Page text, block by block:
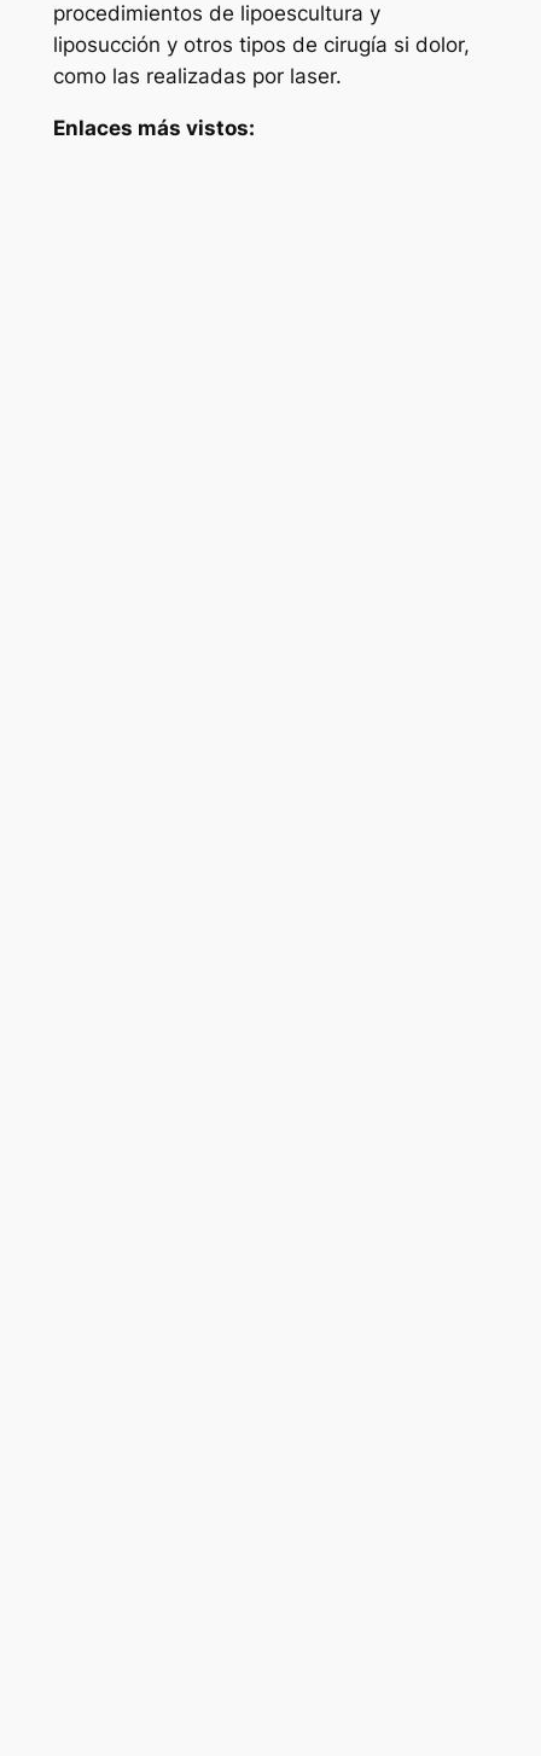
procedimientos de lipoescultura y
liposucción y otros tipos de cirugía si dolor,
como las realizadas por laser.
Enlaces más vistos: